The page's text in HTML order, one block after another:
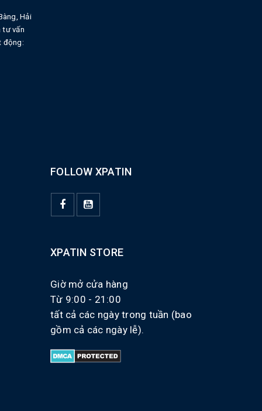
Hải
tư vấn
động:
FOLLOW XPATIN
XPATIN STORE
Giờ mở cửa hàng
Từ 9:00 - 21:00
tất cả các ngày trong tuần (bao
gồm cả các ngày lễ).